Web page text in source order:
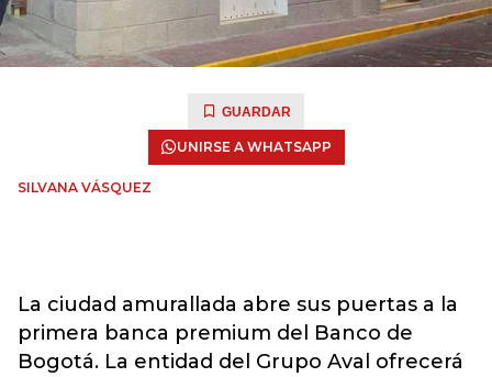
GUARDAR
UNIRSE A WHATSAPP
SILVANA VÁSQUEZ
La ciudad amurallada abre sus puertas a la
primera banca premium del Banco de
Bogotá. La entidad del Grupo Aval ofrecerá